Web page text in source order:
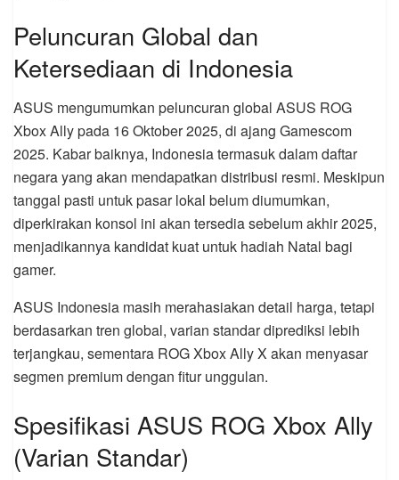
Peluncuran Global dan
Ketersediaan di Indonesia
ASUS mengumumkan peluncuran global ASUS ROG
Xbox Ally pada 16 Oktober 2025, di ajang Gamescom
2025. Kabar baiknya, Indonesia termasuk dalam daftar
negara yang akan mendapatkan distribusi resmi. Meskipun
tanggal pasti untuk pasar lokal belum diumumkan,
diperkirakan konsol ini akan tersedia sebelum akhir 2025,
menjadikannya kandidat kuat untuk hadiah Natal bagi
gamer.
ASUS Indonesia masih merahasiakan detail harga, tetapi
berdasarkan tren global, varian standar diprediksi lebih
terjangkau, sementara ROG Xbox Ally X akan menyasar
segmen premium dengan fitur unggulan.
Spesifikasi ASUS ROG Xbox Ally
(Varian Standar)